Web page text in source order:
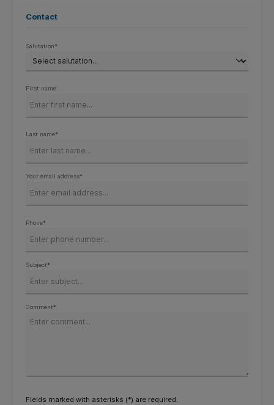
Contact
Salutation*
First name
Last name*
Your email address*
Phone*
Subject*
Comment*
Fields marked with asterisks (*) are required.